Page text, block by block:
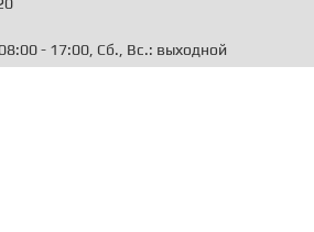
- 17:00, Сб., Вс.: выходной